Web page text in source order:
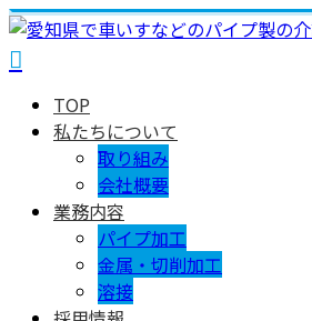
TOP
私たちについて
取り組み
会社概要
業務内容
パイプ加工
金属・切削加工
溶接